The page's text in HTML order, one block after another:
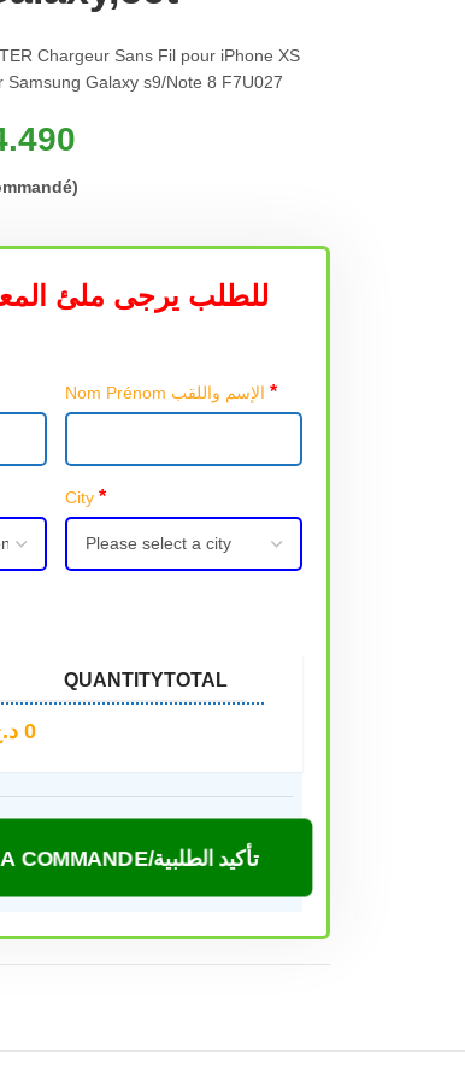
Chargeur Sans Fil pour iPhone XS
Samsung Galaxy s9/Note 8 F7U027
للطلب يرجى ملئ
*
City *
QUANTITYTOTAL
0
CONFIRMER LA COMMANDE/تأكيد الطلبية